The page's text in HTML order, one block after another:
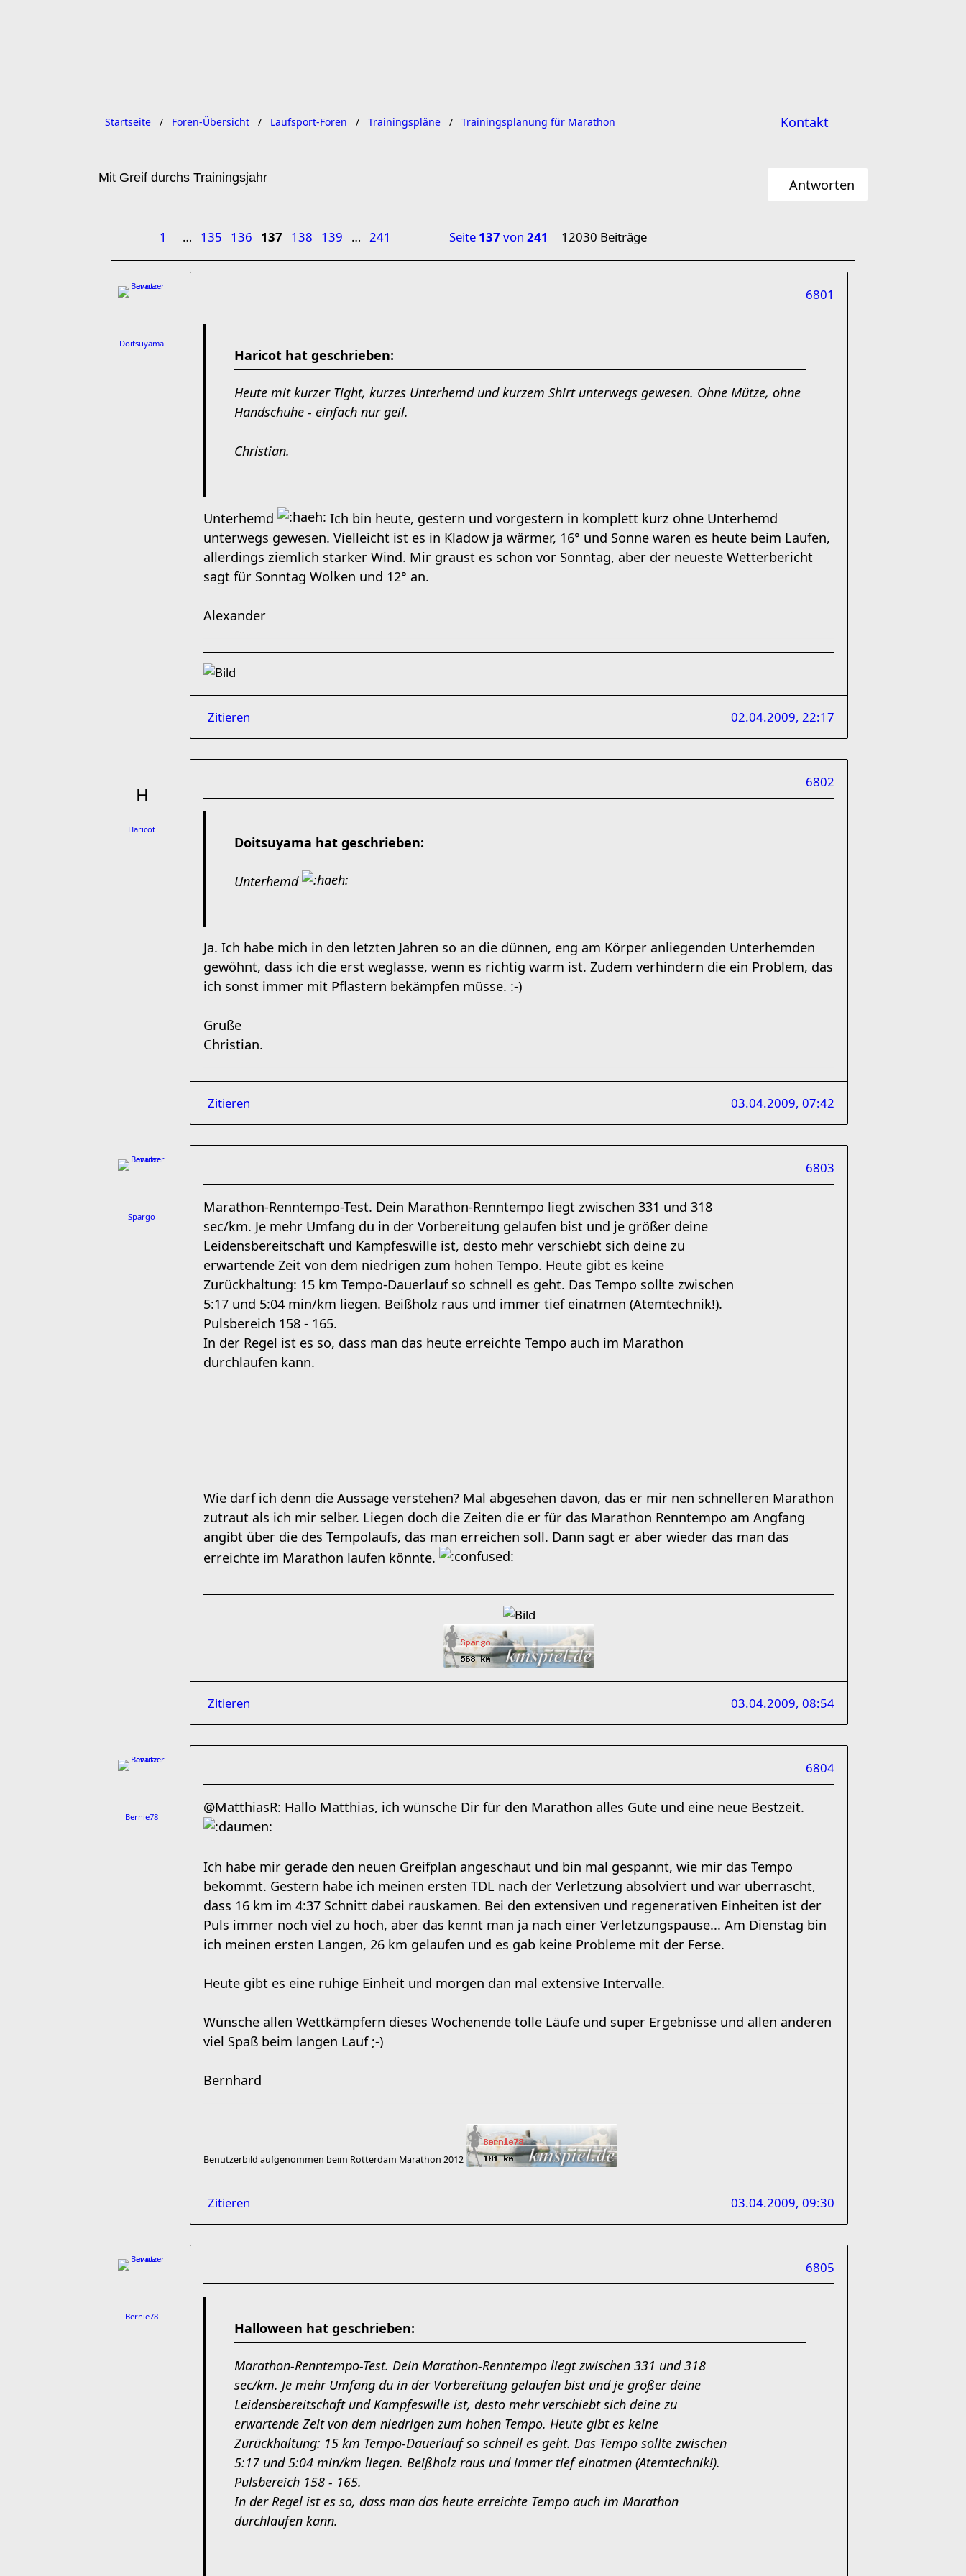
Kontakt
Startseite Foren-Übersicht Laufsport-Foren Trainingspläne Trainingsplanung für Marathon
Mit Greif durchs Trainingsjahr Antworten
1 … 135 136 137 138 139 … 241 Seite 137 von 241 12030 Beiträge
Doitsuyama
6801
Haricot hat geschrieben:
Heute mit kurzer Tight, kurzes Unterhemd und kurzem Shirt unterwegs gewesen. Ohne Mütze, ohne
Handschuhe - einfach nur geil.
Christian.
Unterhemd
Ich bin heute, gestern und vorgestern in komplett kurz ohne Unterhemd
unterwegs gewesen. Vielleicht ist es in Kladow ja wärmer, 16° und Sonne waren es heute beim Laufen,
allerdings ziemlich starker Wind. Mir graust es schon vor Sonntag, aber der neueste Wetterbericht
sagt für Sonntag Wolken und 12° an.
Alexander
Zitieren 02.04.2009, 22:17
Haricot
6802
Doitsuyama hat geschrieben:
Unterhemd
Ja. Ich habe mich in den letzten Jahren so an die dünnen, eng am Körper anliegenden Unterhemden
gewöhnt, dass ich die erst weglasse, wenn es richtig warm ist. Zudem verhindern die ein Problem, das
ich sonst immer mit Pflastern bekämpfen müsse. :-)
Grüße
Christian.
Zitieren 03.04.2009, 07:42
Spargo
6803
Marathon-Renntempo-Test. Dein Marathon-Renntempo liegt zwischen 331 und 318
sec/km. Je mehr Umfang du in der Vorbereitung gelaufen bist und je größer deine
Leidensbereitschaft und Kampfeswille ist, desto mehr verschiebt sich deine zu
erwartende Zeit von dem niedrigen zum hohen Tempo. Heute gibt es keine
Zurückhaltung: 15 km Tempo-Dauerlauf so schnell es geht. Das Tempo sollte zwischen
5:17 und 5:04 min/km liegen. Beißholz raus und immer tief einatmen (Atemtechnik!).
Pulsbereich 158 - 165.
In der Regel ist es so, dass man das heute erreichte Tempo auch im Marathon
durchlaufen kann.
Wie darf ich denn die Aussage verstehen? Mal abgesehen davon, das er mir nen schnelleren Marathon
zutraut als ich mir selber. Liegen doch die Zeiten die er für das Marathon Renntempo am Angfang
angibt über die des Tempolaufs, das man erreichen soll. Dann sagt er aber wieder das man das
erreichte im Marathon laufen könnte.
Zitieren 03.04.2009, 08:54
Bernie78
6804
@MatthiasR: Hallo Matthias, ich wünsche Dir für den Marathon alles Gute und eine neue Bestzeit.
Ich habe mir gerade den neuen Greifplan angeschaut und bin mal gespannt, wie mir das Tempo
bekommt. Gestern habe ich meinen ersten TDL nach der Verletzung absolviert und war überrascht,
dass 16 km im 4:37 Schnitt dabei rauskamen. Bei den extensiven und regenerativen Einheiten ist der
Puls immer noch viel zu hoch, aber das kennt man ja nach einer Verletzungspause... Am Dienstag bin
ich meinen ersten Langen, 26 km gelaufen und es gab keine Probleme mit der Ferse.
Heute gibt es eine ruhige Einheit und morgen dan mal extensive Intervalle.
Wünsche allen Wettkämpfern dieses Wochenende tolle Läufe und super Ergebnisse und allen anderen
viel Spaß beim langen Lauf ;-)
Bernhard
Benutzerbild aufgenommen beim Rotterdam Marathon 2012
Zitieren 03.04.2009, 09:30
Bernie78
6805
Halloween hat geschrieben:
Marathon-Renntempo-Test. Dein Marathon-Renntempo liegt zwischen 331 und 318
sec/km. Je mehr Umfang du in der Vorbereitung gelaufen bist und je größer deine
Leidensbereitschaft und Kampfeswille ist, desto mehr verschiebt sich deine zu
erwartende Zeit von dem niedrigen zum hohen Tempo. Heute gibt es keine
Zurückhaltung: 15 km Tempo-Dauerlauf so schnell es geht. Das Tempo sollte zwischen
5:17 und 5:04 min/km liegen. Beißholz raus und immer tief einatmen (Atemtechnik!).
Pulsbereich 158 - 165.
In der Regel ist es so, dass man das heute erreichte Tempo auch im Marathon
durchlaufen kann.